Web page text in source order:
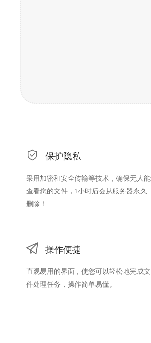
 保护隐私
采用加密和安全传输等技术，确保无人能
查看您的文件，1小时后会从服务器永久
删除！
 操作便捷
直观易用的界面，使您可以轻松地完成文
件处理任务，操作简单易懂。